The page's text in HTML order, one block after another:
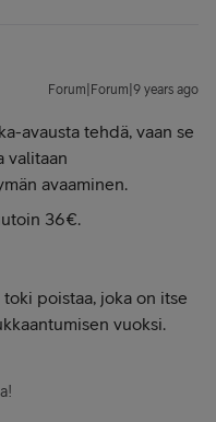
Forum|Forum|9 years ago
avausta tehdä, vaan se
valitaan
avaaminen.
36€.
poistaa, joka on itse
vuoksi.